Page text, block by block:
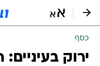
כסף
ירוק